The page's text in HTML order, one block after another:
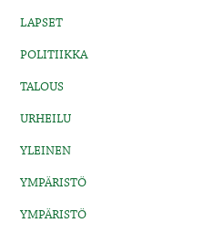
LAPSET
POLITIIKKA
TALOUS
URHEILU
YLEINEN
YMPÄRISTÖ
YMPÄRISTÖ